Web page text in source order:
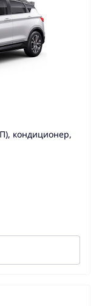
кондиционер,